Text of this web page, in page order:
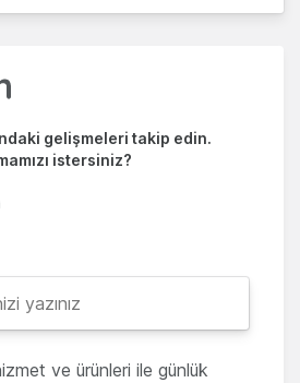
gelişmeleri takip edin.
istersiniz?
ve ürünleri ile günlük